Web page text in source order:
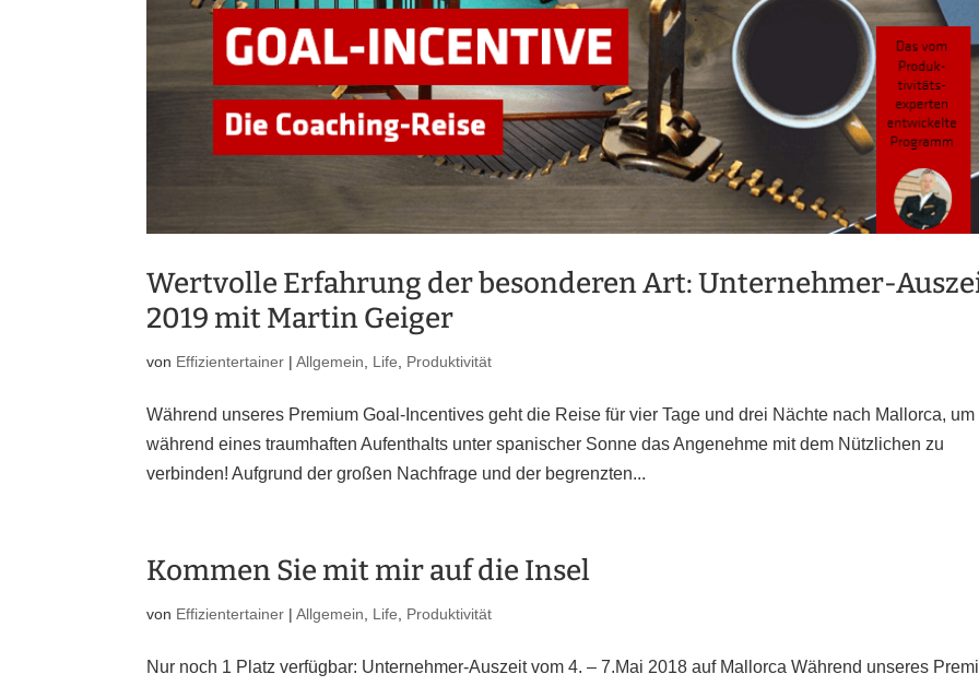
Wertvolle Erfahrung der besonderen Art: Unternehmer-
2019 mit Martin Geiger
von Effizientertainer |Allgemein, Life, Produktivität
Während unseres Premium Goal-Incentives geht die Reise für vier Tage und drei Nächte nach Mallorca, um
während eines traumhaften Aufenthalts unter spanischer Sonne das Angenehme mit dem Nützlichen zu
verbinden! Aufgrund der großen Nachfrage und der begrenzten...
Kommen Sie mit mir auf die Insel
von Effizientertainer |Allgemein, Life, Produktivität
Nur noch 1 Platz verfügbar: Unternehmer-Auszeit vom 4. – 7.Mai 2018 auf Mallorca Während unseres